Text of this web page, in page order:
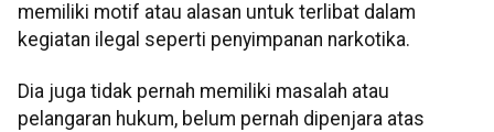
memiliki motif atau alasan untuk terlibat dalam
kegiatan ilegal seperti penyimpanan narkotika.
Dia juga tidak pernah memiliki masalah atau
pelangaran hukum, belum pernah dipenjara atas